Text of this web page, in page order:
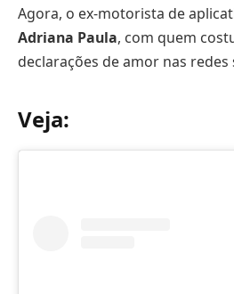
Agora, o ex-motorista de
Adriana Paula, com quem
declarações de amor nas redes
Veja: